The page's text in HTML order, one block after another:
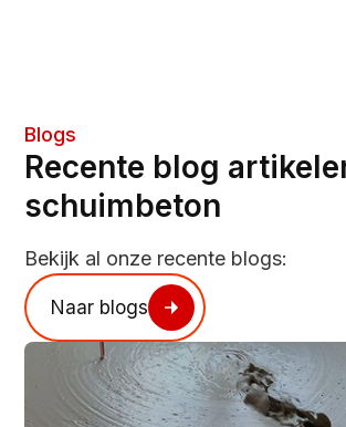
Blogs
Recente blog
schuimbeton
Bekijk al onze recente blogs:
Naar blogs